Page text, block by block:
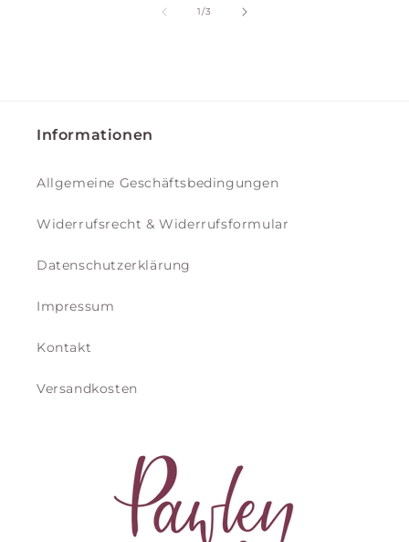
1/von
3
Informationen
Allgemeine Geschäftsbedingungen
Widerrufsrecht & Widerrufsformular
Datenschutzerklärung
Impressum
Kontakt
Versandkosten